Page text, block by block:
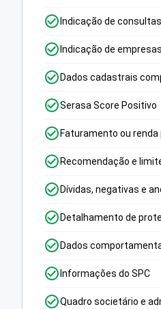
Indicação de
Indicação de
Dados cadastrais
Serasa Score Positivo
Faturamento ou renda
Recomendação e
Dívidas, negativas e
Detalhamento de
Dados
Informações do SPC
Quadro societário e